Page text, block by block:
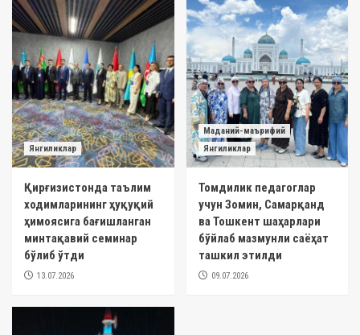
Янгиликлар
Қирғизистонда таълим
ходимларининг ҳуқуқий
ҳимоясига бағишланган
минтақавий семинар
бўлиб ўтди
13.07.2026
Маданий-маърифий
Янгиликлар
Томдилик педагоглар
учун Зомин, Самарқанд
ва Тошкент шаҳарлари
бўйлаб мазмунли саёҳат
ташкил этилди
09.07.2026